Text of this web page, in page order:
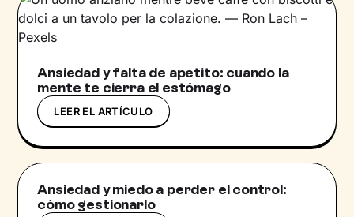
Ansiedad y falta de apetito: cuando la
mente te cierra el estómago
LEER EL ARTÍCULO
Ansiedad y miedo a perder el control:
cómo gestionarlo